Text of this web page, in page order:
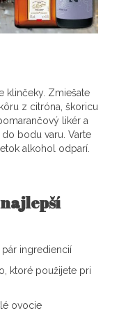
klinčeky. Zmiešate
z citróna, škoricu
likér a
bodu varu. Varte
alkohol odparí.
pár ingrediencií
ktoré použijete pri
ovocie